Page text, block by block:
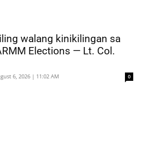
walang kinikilingan sa
Elections — Lt. Col.
6, 2026 | 11:02 AM 0